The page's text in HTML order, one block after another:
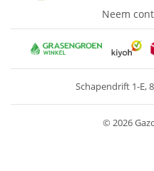
Neem
Schapendrift 1-E
© 2026